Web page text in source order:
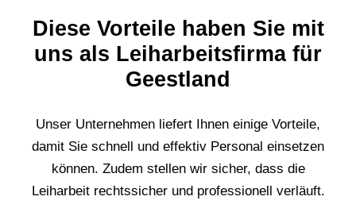
Diese Vorteile haben Sie mit
uns als Leiharbeitsfirma für
Geestland
Unser Unternehmen liefert Ihnen einige Vorteile,
damit Sie schnell und effektiv Personal einsetzen
können. Zudem stellen wir sicher, dass die
Leiharbeit rechtssicher und professionell verläuft.